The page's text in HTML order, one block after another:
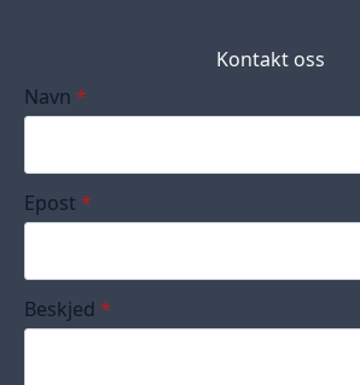
Kontakt oss
Navn *
Epost *
Beskjed *